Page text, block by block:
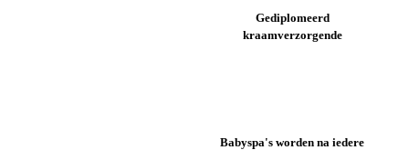
Gediplomeerd
kraamverzorgende
Babyspa's worden na iedere